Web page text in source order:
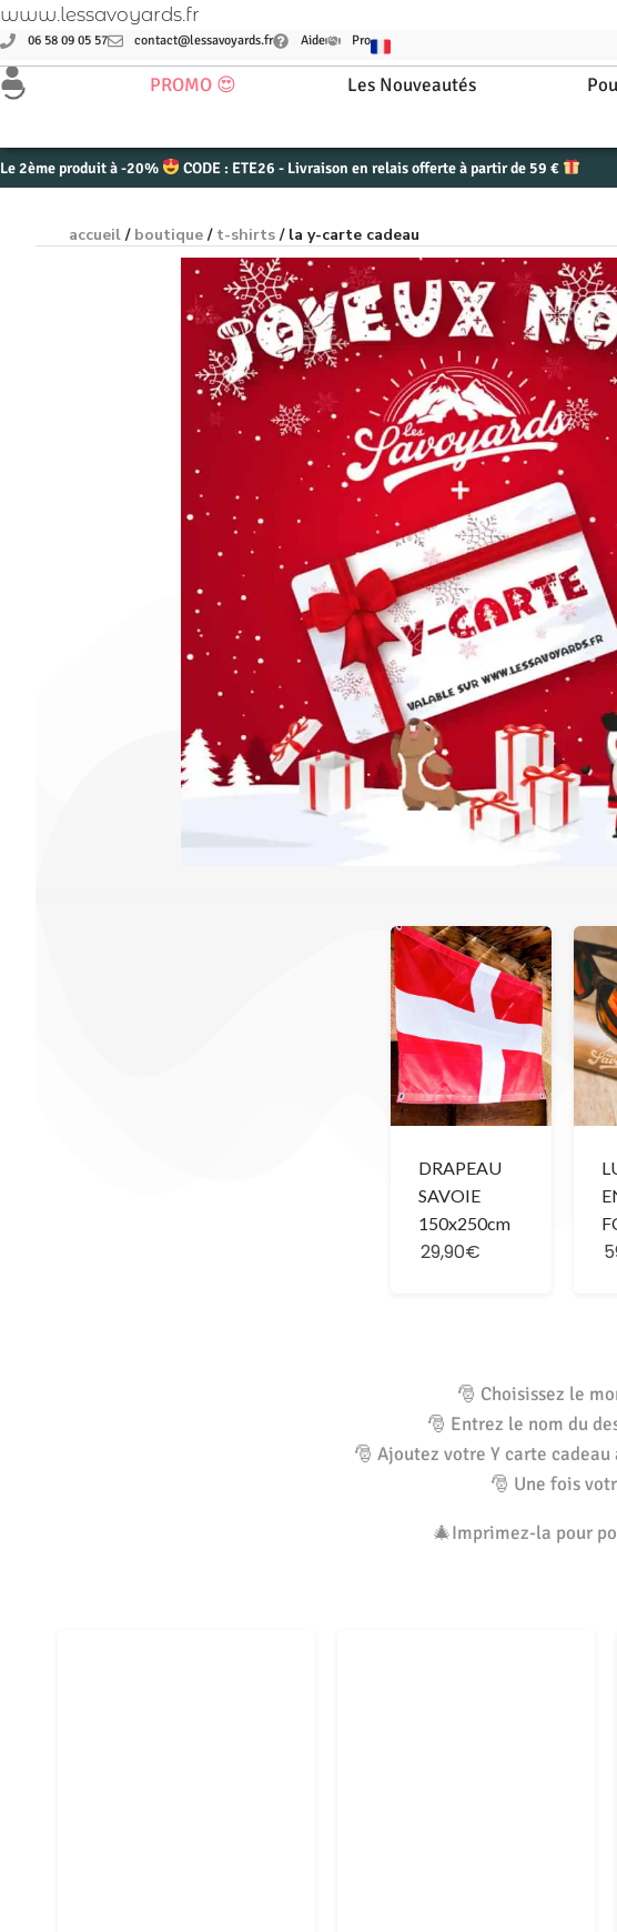
www.lessavoyards.fr
06 58 09 05 57 contact@lessavoyards.fr Aide Pro
PROMO 😍 Les Nouveautés
Le 2ème produit à -20% CODE : ETE26 - Livraison en relais offerte à partir de 59 €
accueil / boutique / t-shirts / la y-carte cadeau
DRAPEAU
SAVOIE
150x250cm
29,90€
🎅 Choisissez le
🎅 Entrez le nom du
🎅 Ajoutez votre Y carte
🎅 Une fois
🎄Imprimez-la pour